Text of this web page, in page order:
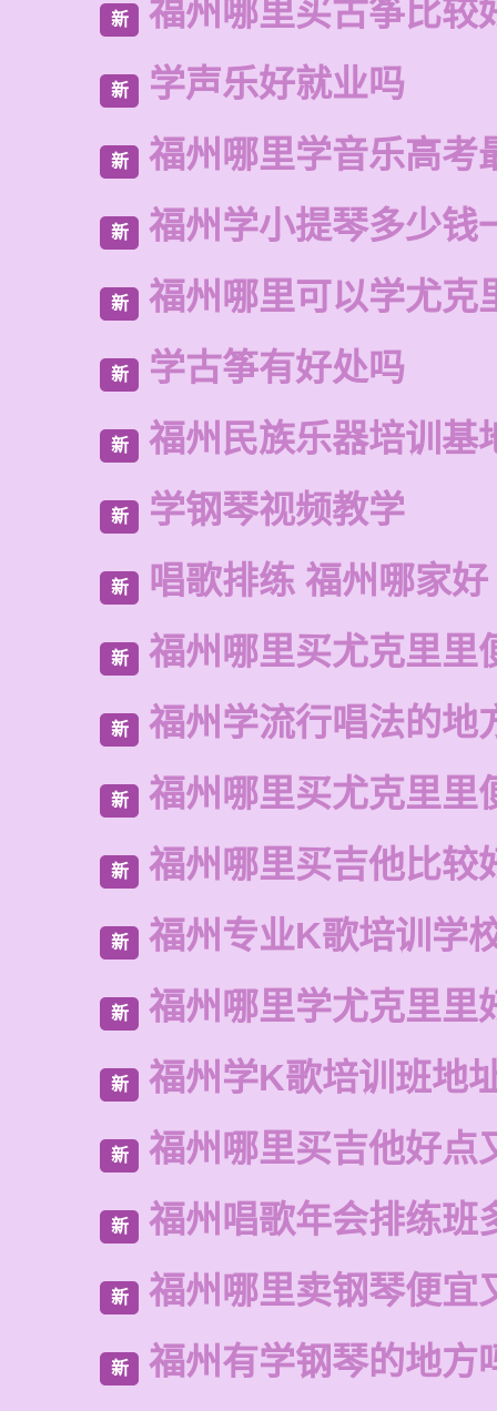
新 福州哪里买古筝比较
新 学声乐好就业吗
新 福州哪里学音乐高考
新 福州学小提琴多少钱
新 福州哪里可以学尤克
新 学古筝有好处吗
新 福州民族乐器培训基
新 学钢琴视频教学
新 唱歌排练 福州哪家好
新 福州哪里买尤克里里
新 福州学流行唱法的地
新 福州哪里买尤克里里
新 福州哪里买吉他比较
新 福州专业K歌培训学
新 福州哪里学尤克里里
新 福州学K歌培训班地
新 福州哪里买吉他好点
新 福州唱歌年会排练班
新 福州哪里卖钢琴便宜
新 福州有学钢琴的地方